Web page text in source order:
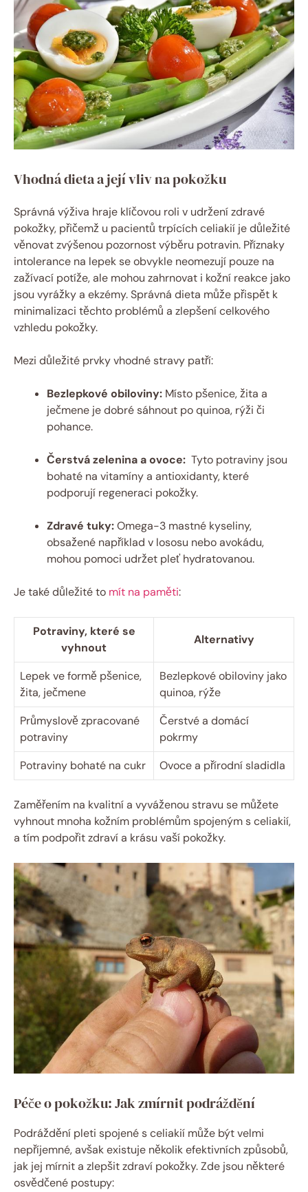
Vhodná dieta ​a její vliv na‍ pokožku
Správná výživa ⁤hraje ‌klíčovou roli v udržení zdravé
pokožky, přičemž u pacientů trpících celiakií je důležité
⁤věnovat zvýšenou pozornost výběru potravin. ‍Příznaky
intolerance na lepek se obvykle neomezují pouze na
zažívací potíže, ale mohou zahrnovat i⁤ kožní‌ reakce jako
jsou vyrážky a ekzémy. ‌Správná dieta může přispět k
minimalizaci⁢ těchto problémů a⁤ zlepšení celkového
vzhledu pokožky.
Mezi důležité prvky vhodné stravy patří:
Bezlepkové obiloviny: Místo pšenice, žita ​a
ječmene je‍ dobré sáhnout po quinoa, rýži či
pohance.
Čerstvá zelenina a ovoce: ⁢ Tyto potraviny jsou
bohaté na ⁣vitamíny a antioxidanty, které
podporují regeneraci pokožky.
Zdravé tuky:Omega-3 mastné kyseliny,⁤
obsažené například v lososu nebo⁤ avokádu,⁢
mohou ⁢pomoci udržet pleť hydratovanou.
Je také důležité to⁣ mít na paměti:
Potraviny, které se
vyhnout
Alternativy
Lepek ve formě pšenice,
žita, ječmene
Bezlepkové obiloviny jako‌
quinoa, rýže
Průmyslově ‍zpracované
potraviny
Čerstvé a domácí‍
pokrmy
Potraviny bohaté na cukr
Ovoce a přírodní sladidla
Zaměřením na ‌kvalitní a vyváženou ⁣stravu se můžete
vyhnout mnoha kožním problémům spojeným s celiakií,
a tím podpořit zdraví a‍ krásu⁤ vaší pokožky.
Péče o pokožku: Jak zmírnit podráždění
Podráždění pleti spojené⁤ s celiakií může být velmi
nepříjemné, avšak existuje⁤ několik efektivních způsobů, ​
jak jej mírnit ‍a zlepšit zdraví ⁢pokožky.​ Zde jsou některé
osvědčené postupy: